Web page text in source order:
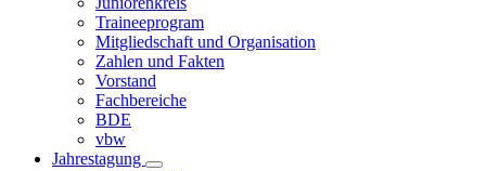
Traineeprogram
Mitgliedschaft und Organisation
Zahlen und Fakten
Vorstand
Fachbereiche
BDE
vbw
Jahrestagung